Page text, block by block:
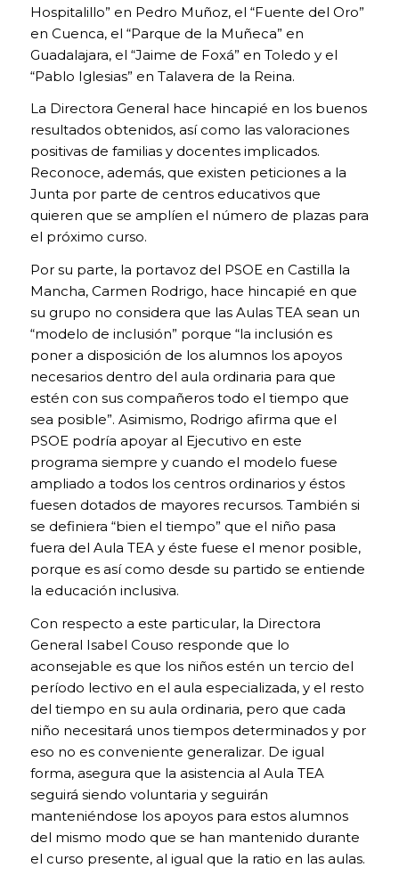
Hospitalillo” en Pedro Muñoz, el “Fuente del Oro”
en Cuenca, el “Parque de la Muñeca” en
Guadalajara, el “Jaime de Foxá” en Toledo y el
“Pablo Iglesias” en Talavera de la Reina.
La Directora General hace hincapié en los buenos
resultados obtenidos, así como las valoraciones
positivas de familias y docentes implicados.
Reconoce, además, que existen peticiones a la
Junta por parte de centros educativos que
quieren que se amplíen el número de plazas para
el próximo curso.
Por su parte, la portavoz del PSOE en Castilla la
Mancha, Carmen Rodrigo, hace hincapié en que
su grupo no considera que las Aulas TEA sean un
“modelo de inclusión” porque “la inclusión es
poner a disposición de los alumnos los apoyos
necesarios dentro del aula ordinaria para que
estén con sus compañeros todo el tiempo que
sea posible”. Asimismo, Rodrigo afirma que el
PSOE podría apoyar al Ejecutivo en este
programa siempre y cuando el modelo fuese
ampliado a todos los centros ordinarios y éstos
fuesen dotados de mayores recursos. También si
se definiera “bien el tiempo” que el niño pasa
fuera del Aula TEA y éste fuese el menor posible,
porque es así como desde su partido se entiende
la educación inclusiva.
Con respecto a este particular, la Directora
General Isabel Couso responde que lo
aconsejable es que los niños estén un tercio del
período lectivo en el aula especializada, y el resto
del tiempo en su aula ordinaria, pero que cada
niño necesitará unos tiempos determinados y por
eso no es conveniente generalizar. De igual
forma, asegura que la asistencia al Aula TEA
seguirá siendo voluntaria y seguirán
manteniéndose los apoyos para estos alumnos
del mismo modo que se han mantenido durante
el curso presente, al igual que la ratio en las aulas.
que nuestra
funcione y
puedas
navegar por la
tipo de cookies
son las que,
por ejemplo,
nos permiten
identificarte,
darte acceso a
determinadas
restringidas de
la página si
fuese
necesario, o
recordar
diferentes
servicios ya
seleccionados
por ti, como tus
preferencias de
privacidad. Por
ello, están
activadas por
defecto, no
siendo
autorización al
respecto. A
través de la
configuración
navegador,
bloquear o
alertar de la
presencia de
este tipo de
cookies, si bien
dicho bloqueo
afectará al
correcto
funcionamiento
de las distintas
funcionalidades
de nuestra
página web.